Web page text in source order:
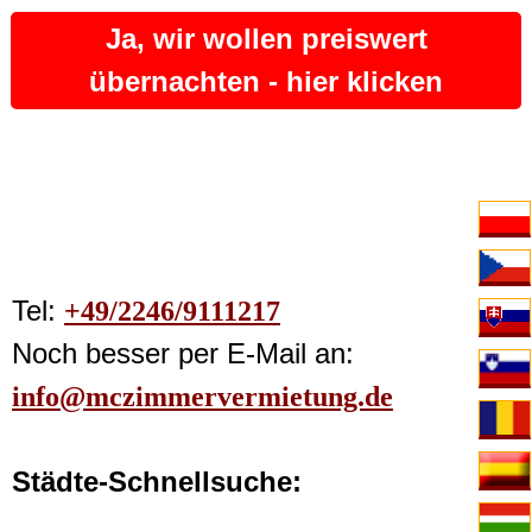
Ja, wir wollen preiswert
übernachten - hier klicken
Tel: +49/2246/9111217
Noch besser per E-Mail an:
info@mczimmervermietung.de
Städte-Schnellsuche: